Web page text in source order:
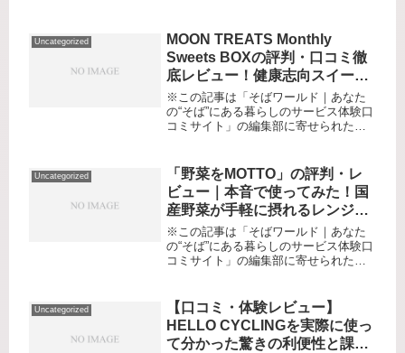
道や飛行機は予算オーバー…」「バス
予約サイトが多すぎて、どれを選べ...
Uncategorized
MOON TREATS Monthly
Sweets BOXの評判・口コミ徹
底レビュー！健康志向スイーツ
定期便を使ってみた本音とおす
すめポイント
※この記事は「そばワールド｜あなた
の“そば”にある暮らしのサービス体験口
コミサイト」の編集部に寄せられた各
ット中でも罪悪感なくスイーツを楽し
みたい、アレルギーや体質に配慮し...
Uncategorized
「野菜をMOTTO」の評判・レ
ビュー｜本音で使ってみた！国
産野菜が手軽に摂れるレンジカ
ップスープの徹底口コミ
※この記事は「そばワールド｜あなた
の“そば”にある暮らしのサービス体験口
コミサイト」の編集部に寄せられた各
忙しさの悩みに届いた救世主「野菜を
MOTTO」毎日の食卓、「今日は...
Uncategorized
【口コミ・体験レビュー】
HELLO CYCLINGを実際に使っ
て分かった驚きの利便性と課題